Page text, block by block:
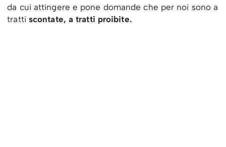
da cui attingere e pone domande che per noi sono a
tratti scontate, a tratti proibite.